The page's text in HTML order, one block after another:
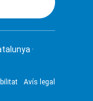
·
Avís legal